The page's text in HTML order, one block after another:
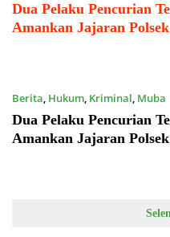
Dua Pelaku Pencurian
Amankan Jajaran
Berita, Hukum, Kriminal, Muba
Dua Pelaku Pencurian
Amankan Jajaran